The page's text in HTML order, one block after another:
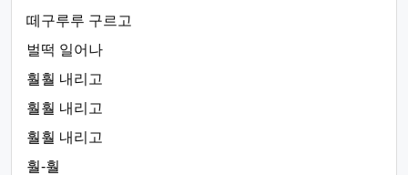
떼구루루 구르고
벌떡 일어나
훨훨 내리고
훨훨 내리고
훨훨 내리고
훨-훨